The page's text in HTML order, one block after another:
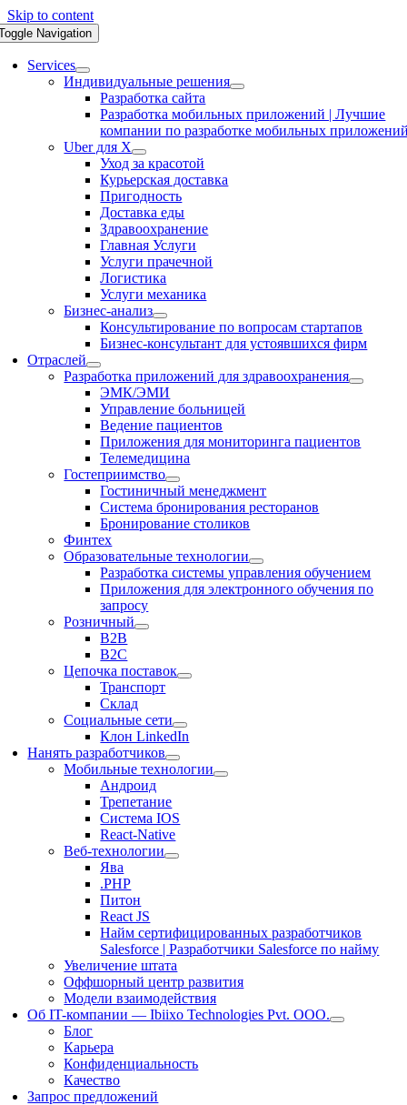
Skip to content
Navigation
Services
Индивидуальные решения
Разработка сайта
Разработка мобильных приложений | Лучшие
компании по разработке мобильных
Uber для X
Уход за красотой
Курьерская доставка
Пригодность
Доставка еды
Здравоохранение
Главная Услуги
Услуги прачечной
Логистика
Услуги механика
Бизнес-анализ
Консультирование по вопросам стартапов
Бизнес-консультант для устоявшихся фирм
Отраслей
Разработка приложений для здравоохранения
ЭМК/ЭМИ
Управление больницей
Ведение пациентов
Приложения для мониторинга пациентов
Телемедицина
Гостеприимство
Гостиничный менеджмент
Система бронирования ресторанов
Бронирование столиков
Финтех
Образовательные технологии
Разработка системы управления обучением
Приложения для электронного обучения по
запросу
Розничный
В2В
В2С
Цепочка поставок
Транспорт
Склад
Социальные сети
Клон LinkedIn
Нанять разработчиков
Мобильные технологии
Андроид
Трепетание
Система IOS
React-Native
Веб-технологии
Ява
.PHP
Питон
React JS
Найм сертифицированных разработчиков
Salesforce | Разработчики Salesforce по найму
Увеличение штата
Оффшорный центр развития
Модели взаимодействия
Об IT-компании — Ibiixo Technologies Pvt. ООО.
Блог
Карьера
Конфиденциальность
Качество
Запрос предложений